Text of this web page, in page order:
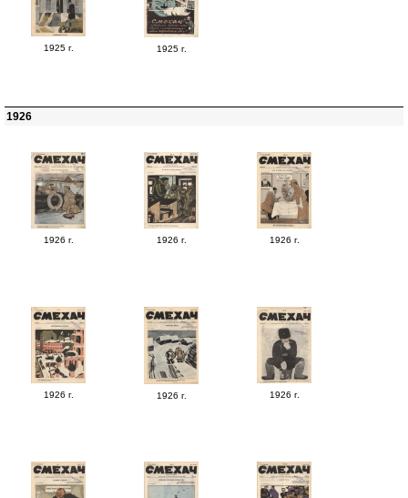
1925 г. 1925 г.
1926
1926 г. 1926 г. 1926 г.
1926 г. 1926 г. 1926 г.